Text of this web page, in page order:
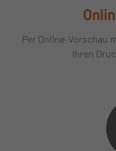
Per Online-Vorschau
Ihren